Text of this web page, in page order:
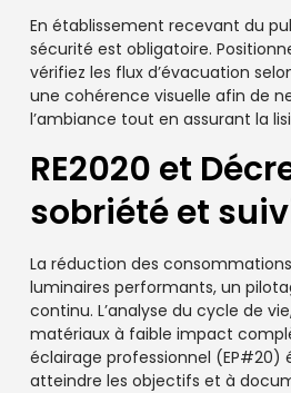
En établissement recevant du
sécurité est obligatoire.
vérifiez les flux d’évacuation
une cohérence visuelle afin de
l’ambiance tout en assurant la
RE2020 et
sobriété et
La réduction des
luminaires performants, un
continu. L’analyse du cycle de
matériaux à faible impact
éclairage professionnel (EP#20)
atteindre les objectifs et à